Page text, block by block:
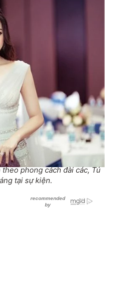
phong cách đài các, Tú
tại sự kiện.